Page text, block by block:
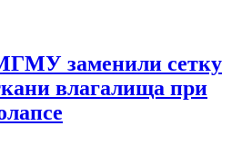
заменили сетку
влагалища при